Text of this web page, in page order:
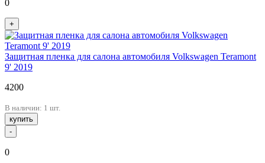
0
+
Защитная пленка для салона автомобиля Volkswagen Teramont
9' 2019
4200
В наличии: 1 шт.
купить
-
0